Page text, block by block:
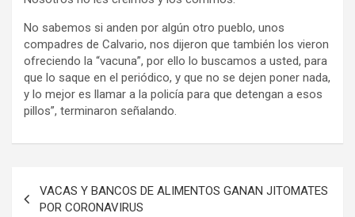
No sabemos si anden por algún otro pueblo, unos
compadres de Calvario, nos dijeron que también los vieron
ofreciendo la “vacuna”, por ello lo buscamos a usted, para
que lo saque en el periódico, y que no se dejen poner nada,
y lo mejor es llamar a la policía para que detengan a esos
pillos”, terminaron señalando.
de
VACAS Y BANCOS DE ALIMENTOS GANAN JITOMATES
POR CORONAVIRUS